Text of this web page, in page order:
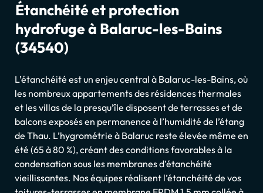
Étanchéité et protection
hydrofuge à Balaruc-les-Bains
(34540)
L’étanchéité est un enjeu central à Balaruc-les-Bains, où
les nombreux appartements des résidences thermales
et les villas de la presqu’île disposent de terrasses et de
balcons exposés en permanence à l’humidité de l’étang
de Thau. L’hygrométrie à Balaruc reste élevée même en
été (65 à 80 %), créant des conditions favorables à la
condensation sous les membranes d’étanchéité
vieillissantes. Nos équipes réalisent l’étanchéité de vos